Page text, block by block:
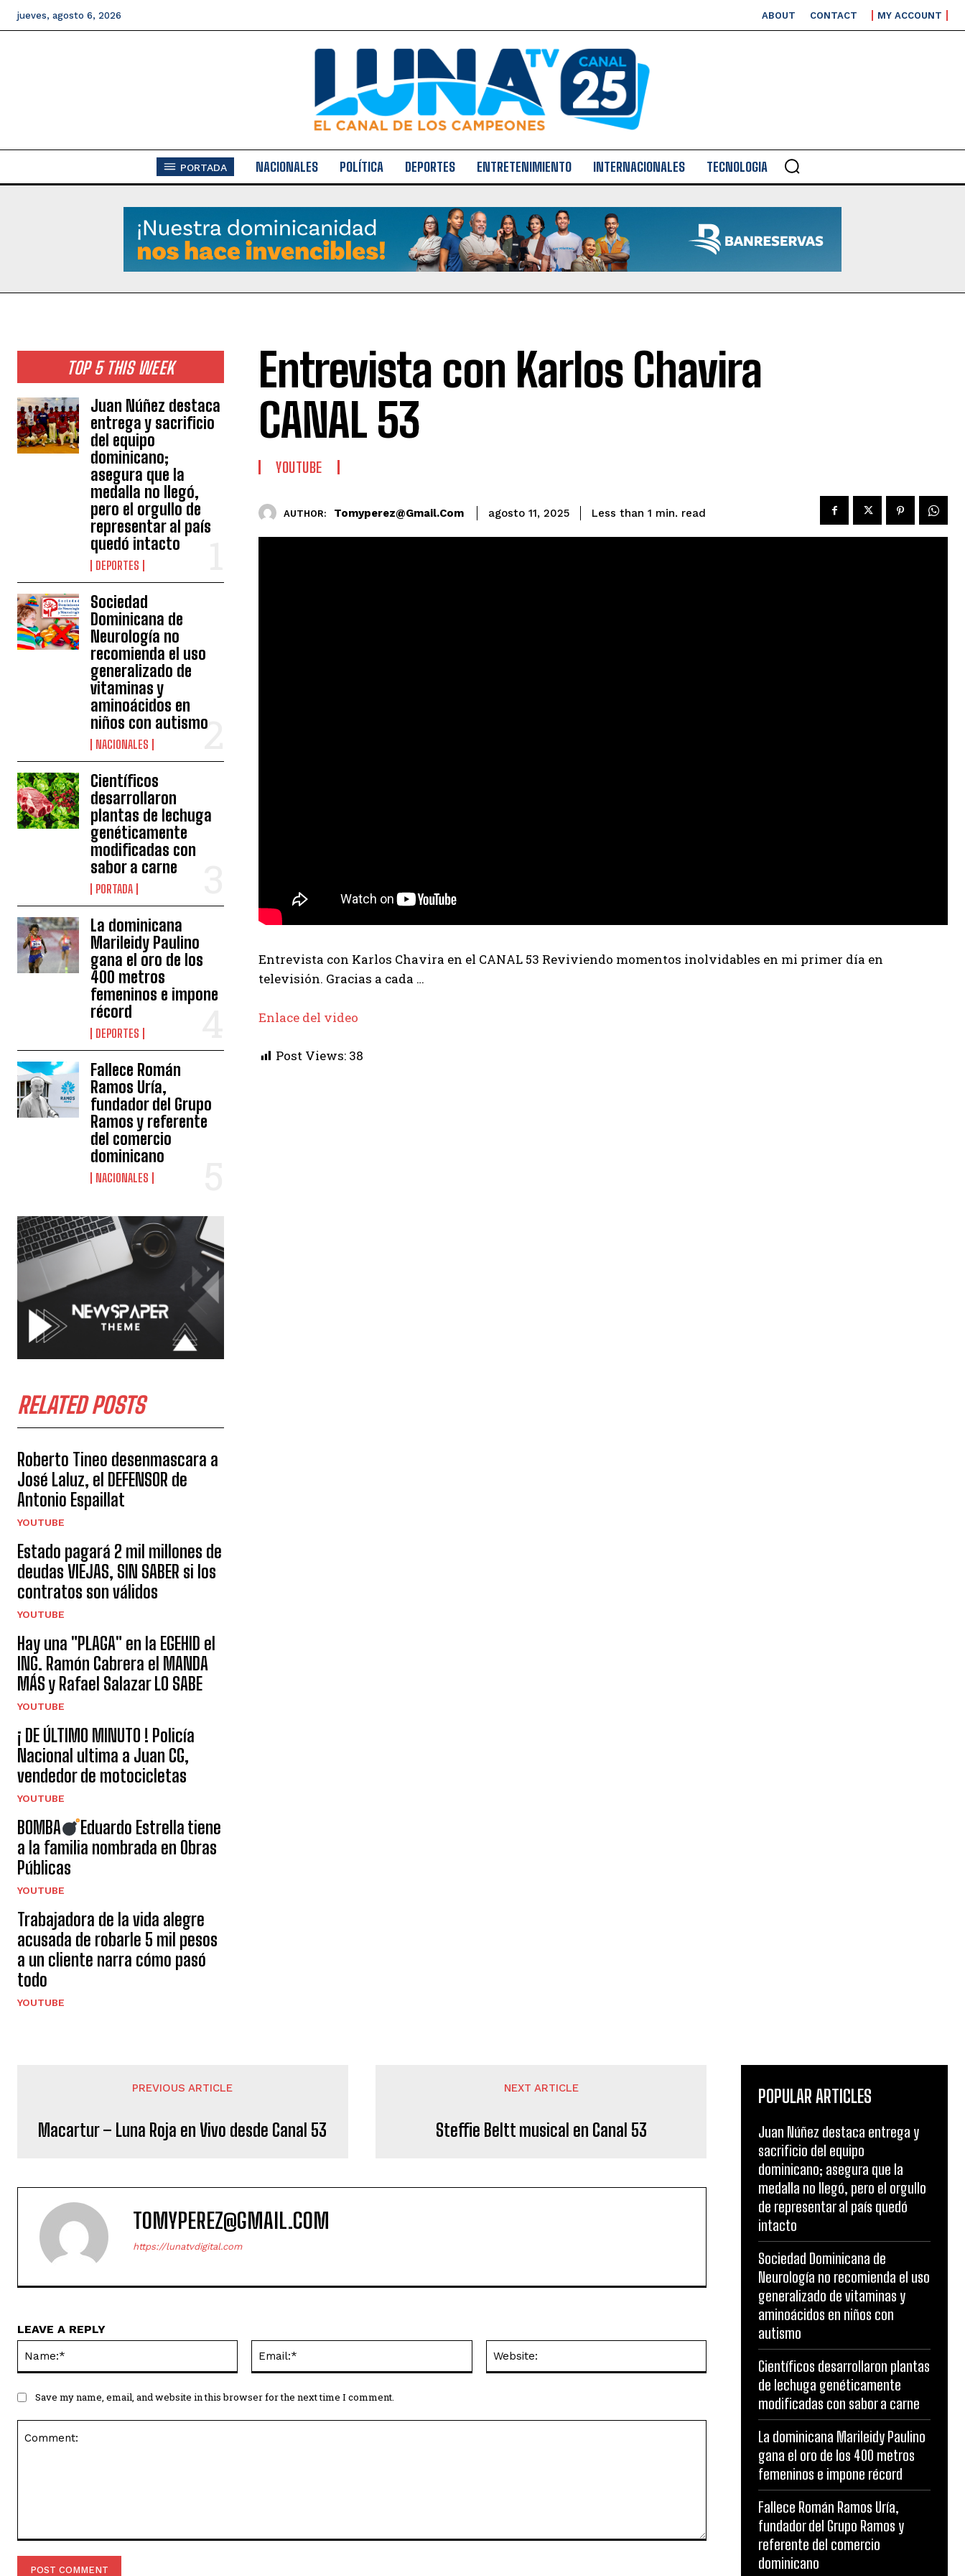
jueves, agosto 6, 2026 ABOUT CONTACT MY ACCOUNT
PORTADA NACIONALES POLÍTICA DEPORTES ENTRETENIMIENTO INTERNACIONALES TECNOLOGIA
TOP 5 THIS WEEK
Juan Núñez destaca
entrega y sacrificio
del equipo
dominicano;
asegura que la
medalla no llegó,
pero el orgullo de
representar al país
quedó intacto
DEPORTES
Sociedad
Dominicana de
Neurología no
recomienda el uso
generalizado de
vitaminas y
aminoácidos en
niños con autismo
NACIONALES
Científicos
desarrollaron
plantas de lechuga
genéticamente
modificadas con
sabor a carne
PORTADA
La dominicana
Marileidy Paulino
gana el oro de los
400 metros
femeninos e impone
récord
DEPORTES
Fallece Román
Ramos Uría,
fundador del Grupo
Ramos y referente
del comercio
dominicano
NACIONALES
RELATED POSTS
Roberto Tineo desenmascara a
José Laluz, el DEFENSOR de
Antonio Espaillat
YOUTUBE
Estado pagará 2 mil millones de
deudas VIEJAS, SIN SABER si los
contratos son válidos
YOUTUBE
Hay una "PLAGA" en la EGEHID el
ING. Ramón Cabrera el MANDA
MÁS y Rafael Salazar LO SABE
YOUTUBE
¡ DE ÚLTIMO MINUTO ! Policía
Nacional ultima a Juan CG,
vendedor de motocicletas
YOUTUBE
BOMBA
Eduardo Estrella tiene
a la familia nombrada en Obras
Públicas
YOUTUBE
Trabajadora de la vida alegre
acusada de robarle 5 mil pesos
a un cliente narra cómo pasó
todo
YOUTUBE
Entrevista con Karlos Chavira
CANAL 53
YOUTUBE
AUTHOR: Tomyperez@gmail.com agosto 11, 2025 Less than 1 min. read
Entrevista con Karlos Chavira en el CANAL 53 Reviviendo momentos inolvidables en mi primer día en
televisión. Gracias a cada …
Enlace del video
Post Views: 38
PREVIOUS ARTICLE
Macartur – Luna Roja en Vivo desde Canal 53
NEXT ARTICLE
Steffie Beltt musical en Canal 53
TOMYPEREZ@GMAIL.COM
https://lunatvdigital.com
LEAVE A REPLY
Save my name, email, and website in this browser for the next time I comment.
POPULAR ARTICLES
Juan Núñez destaca entrega y
sacrificio del equipo
dominicano; asegura que la
medalla no llegó, pero el orgullo
de representar al país quedó
intacto
Sociedad Dominicana de
Neurología no recomienda el uso
generalizado de vitaminas y
aminoácidos en niños con
autismo
Científicos desarrollaron plantas
de lechuga genéticamente
modificadas con sabor a carne
La dominicana Marileidy Paulino
gana el oro de los 400 metros
femeninos e impone récord
Fallece Román Ramos Uría,
fundador del Grupo Ramos y
referente del comercio
dominicano